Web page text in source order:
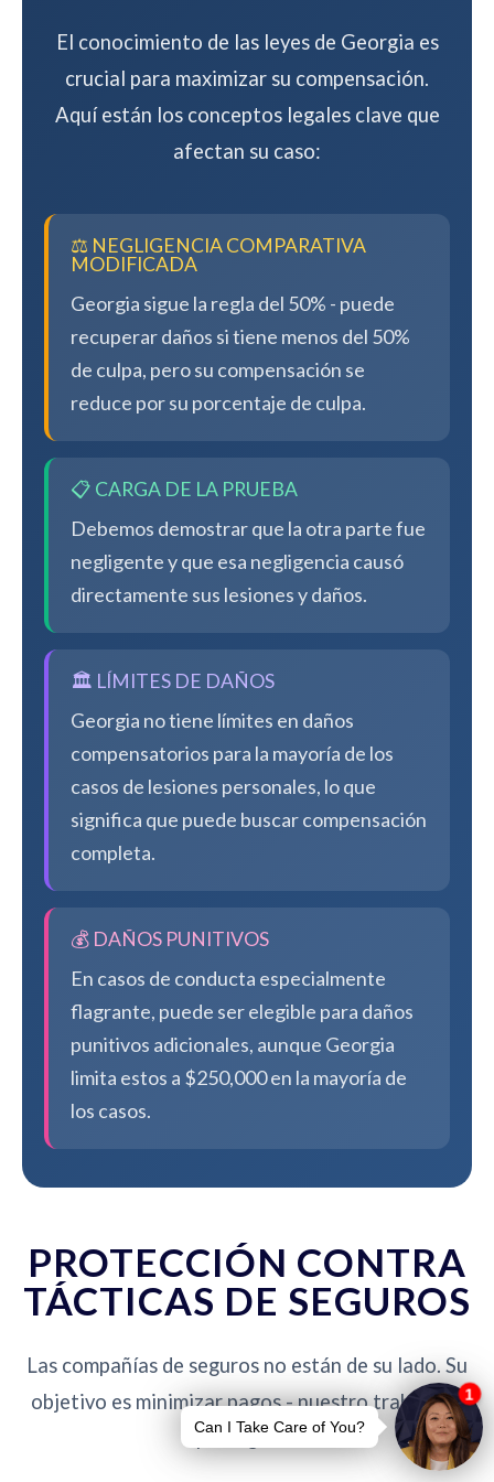
El conocimiento de las leyes de Georgia es
crucial para maximizar su compensación.
Aquí están los conceptos legales clave que
afectan su caso:
⚖️ NEGLIGENCIA COMPARATIVA
MODIFICADA
Georgia sigue la regla del 50% - puede
recuperar daños si tiene menos del 50%
de culpa, pero su compensación se
reduce por su porcentaje de culpa.
📋 CARGA DE LA PRUEBA
Debemos demostrar que la otra parte fue
negligente y que esa negligencia causó
directamente sus lesiones y daños.
🏛️ LÍMITES DE DAÑOS
Georgia no tiene límites en daños
compensatorios para la mayoría de los
casos de lesiones personales, lo que
significa que puede buscar compensación
completa.
💰 DAÑOS PUNITIVOS
En casos de conducta especialmente
flagrante, puede ser elegible para daños
punitivos adicionales, aunque Georgia
limita estos a $250,000 en la mayoría de
los casos.
PROTECCIÓN CONTRA
TÁCTICAS DE SEGUROS
Las compañías de seguros no están de su lado. Su
objetivo es minimizar pagos - nuestro trabajo es
protegerlo.